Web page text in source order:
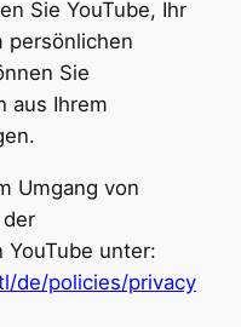
Sie YouTube, Ihr
persönlichen
Sie
aus Ihrem
Umgang von
YouTube unter:
de/policies/privacy